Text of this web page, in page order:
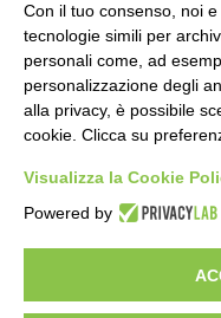
Con il tuo consenso, noi
tecnologie simili per
personali come, ad
personalizzazione degli
alla privacy, è possibile
cookie. Clicca su
Visualizza la Cookie
Powered by